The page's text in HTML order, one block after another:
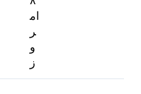
ام
ر
و
ز